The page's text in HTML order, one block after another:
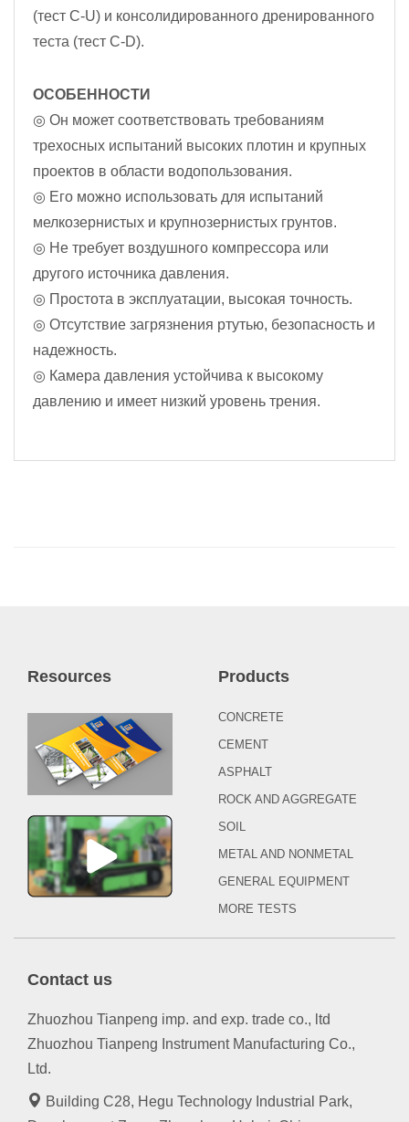
(тест C-U) и консолидированного дренированного
теста (тест C-D).
ОСОБЕННОСТИ
◎ Он может соответствовать требованиям
трехосных испытаний высоких плотин и крупных
проектов в области водопользования.
◎ Его можно использовать для испытаний
мелкозернистых и крупнозернистых грунтов.
◎ Не требует воздушного компрессора или
другого источника давления.
◎ Простота в эксплуатации, высокая точность.
◎ Отсутствие загрязнения ртутью, безопасность и
надежность.
◎ Камера давления устойчива к высокому
давлению и имеет низкий уровень трения.
Resources Products
CONCRETE
CEMENT
ASPHALT
ROCK AND AGGREGATE
SOIL
METAL AND NONMETAL
GENERAL EQUIPMENT
MORE TESTS
Contact us
Zhuozhou Tianpeng imp. and exp. trade co., ltd
Zhuozhou Tianpeng Instrument Manufacturing Co.,
Ltd.
Building C28, Hegu Technology Industrial Park,